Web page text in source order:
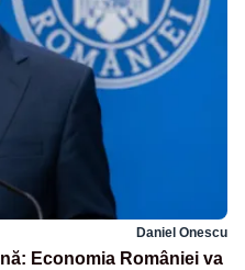
Daniel Onescu
Economia României va